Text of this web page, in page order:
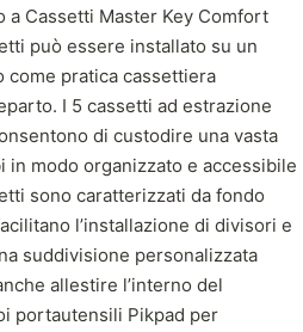
a Cassetti Master Key Comfort
può essere installato su un
come pratica cassettiera
I 5 cassetti ad estrazione
di custodire una vasta
in modo organizzato e accessibile
sono caratterizzati da fondo
l’installazione di divisori e
suddivisione personalizzata
allestire l’interno del
portautensili Pikpad per